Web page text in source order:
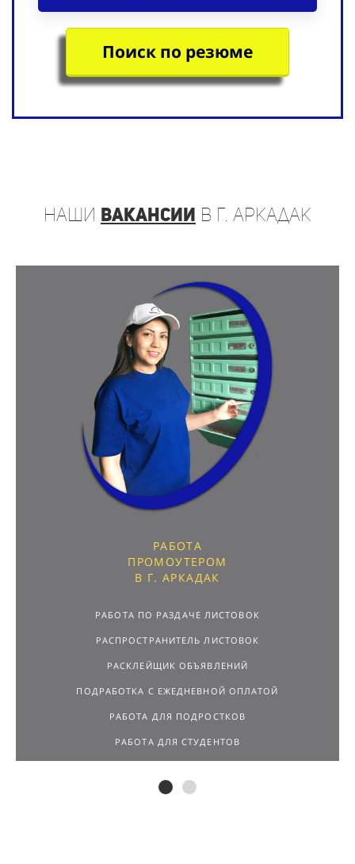
Поиск по резюме
наши вакансии в г. Аркадак
РАБОТА
ПРОМОУТЕРОМ
В Г. АРКАДАК
РАБОТА ПО РАЗДАЧЕ ЛИСТОВОК
РАСПРОСТРАНИТЕЛЬ ЛИСТОВОК
РАСКЛЕЙЩИК ОБЪЯВЛЕНИЙ
ПОДРАБОТКА С ЕЖЕДНЕВНОЙ ОПЛАТОЙ
РАБОТА ДЛЯ ПОДРОСТКОВ
РАБОТА ДЛЯ СТУДЕНТОВ